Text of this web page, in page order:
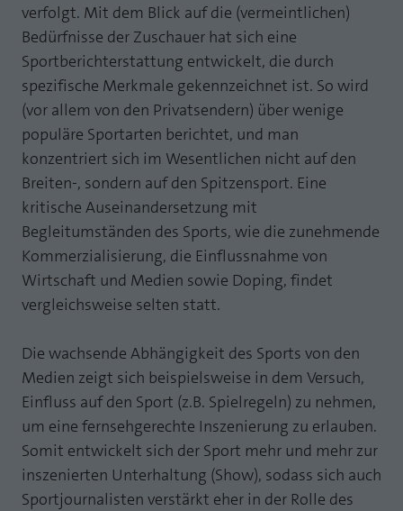
verfolgt. Mit dem Blick auf die (vermeintlichen)
Bedürfnisse der Zuschauer hat sich eine
Sportberichterstattung entwickelt, die durch
spezifische Merkmale gekennzeichnet ist. So wird
(vor allem von den Privatsendern) über wenige
populäre Sportarten berichtet, und man
konzentriert sich im Wesentlichen nicht auf den
Breiten-, sondern auf den Spitzensport. Eine
kritische Auseinandersetzung mit
Begleitumständen des Sports, wie die zunehmende
Kommerzialisierung, die Einflussnahme von
Wirtschaft und Medien sowie Doping, findet
vergleichsweise selten statt.
Die wachsende Abhängigkeit des Sports von den
Medien zeigt sich beispielsweise in dem Versuch,
Einfluss auf den Sport (z.B. Spielregeln) zu nehmen,
um eine fernsehgerechte Inszenierung zu erlauben.
Somit entwickelt sich der Sport mehr und mehr zur
inszenierten Unterhaltung (Show), sodass sich auch
Sportjournalisten verstärkt eher in der Rolle des
Zweck
Dieses Cookie ist ein Standard-Session-
Cookie von TYPO3. Es speichert im Falle
eines Benutzer-Logins die Session ID
mithilfe derer der eingeloggte User
wiedererkannt wird, um ihm Zugang zu
geschützten Bereichen zu gewähren.
PHPSESSID
Anbieter php
Laufzeit Ende der Sitzung
Zweck PHPs Standard Sitzungs Identifikation
Name atidvisitor
Laufzeit 1 Jahr
Zweck
Cookie von AT INTERNET zur Steuerung der
erweiterten Script- und Ereignisbehandlung
Name atuserid
Anbieter AT INTERNET
Laufzeit 1 Jahr
Cookie-Informationen anzeigen